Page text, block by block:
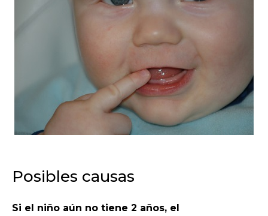
Posibles causas
Si el niño aún no tiene 2 años, el